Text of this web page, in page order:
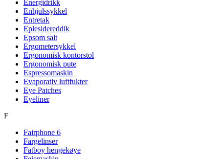
Energidrikk
Enhjulssykkel
Entretak
Eplesidereddik
Epsom salt
Ergometersykkel
Ergonomisk kontorstol
Ergonomisk pute
Espressomaskin
Evaporativ luftfukter
Eye Patches
Eyeliner
F
Fairphone 6
Fargelinser
Fatboy hengekøye